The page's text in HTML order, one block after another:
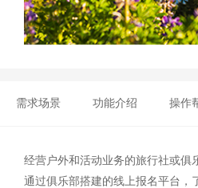
需求场景 功能介绍 操作
经营户外和活动业务的旅行社或俱
通过俱乐部搭建的线上报名平台，